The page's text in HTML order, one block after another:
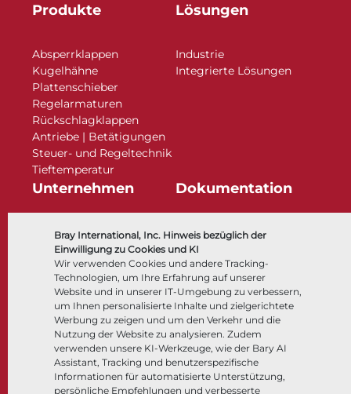
Bray International, Inc. Hinweis bezüglich der
Einwilligung zu Cookies und KI
Wir verwenden Cookies und andere Tracking-
Technologien, um Ihre Erfahrung auf unserer
Website und in unserer IT-Umgebung zu verbessern,
um Ihnen personalisierte Inhalte und zielgerichtete
Werbung zu zeigen und um den Verkehr und die
Nutzung der Website zu analysieren. Zudem
verwenden unsere KI-Werkzeuge, wie der Bary AI
Assistant, Tracking und benutzerspezifische
Informationen für automatisierte Unterstützung,
persönliche Empfehlungen und verbesserte
Produkte
Absperrklappen
Kugelhähne
Plattenschieber
Regelarmaturen
Rückschlagklappen
Antriebe | Betätigungen
Steuer- und Regeltechnik
Tieftemperatur​​​​​​​
Lösungen
Industrie
Integrierte Lösungen
Unternehmen
Über
Standorte
Lieferantenmanagement
Nachhaltigkeit
Kundenportal
Dokumentation
Dokumente
Wissenszentrum
Software
Werkstoffauswahl
Folgen Sie uns LinkedIn YouTube